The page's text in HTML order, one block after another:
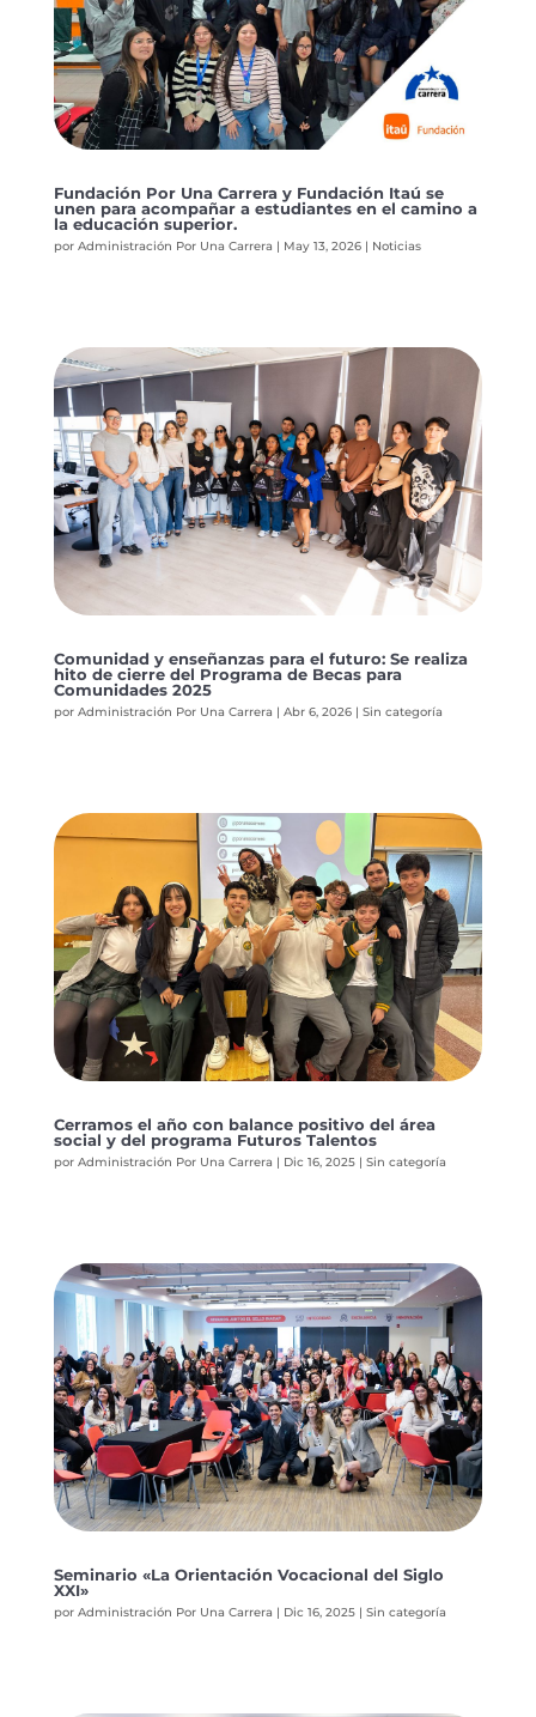
Fundación Por Una Carrera y Fundación Itaú se
unen para acompañar a estudiantes en el camino a
la educación superior.
por Administración Por Una Carrera | May 13, 2026| Noticias
Comunidad y enseñanzas para el futuro: Se realiza
hito de cierre del Programa de Becas para
Comunidades 2025
por Administración Por Una Carrera | Abr 6, 2026| Sin categoría
Cerramos el año con balance positivo del área
social y del programa Futuros Talentos
por Administración Por Una Carrera | Dic 16, 2025| Sin categoría
Seminario «La Orientación Vocacional del Siglo
XXI»
por Administración Por Una Carrera | Dic 16, 2025| Sin categoría